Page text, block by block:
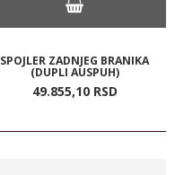
SPOJLER ZADNJEG BRANIKA
(DUPLI AUSPUH)
49.855,10 RSD